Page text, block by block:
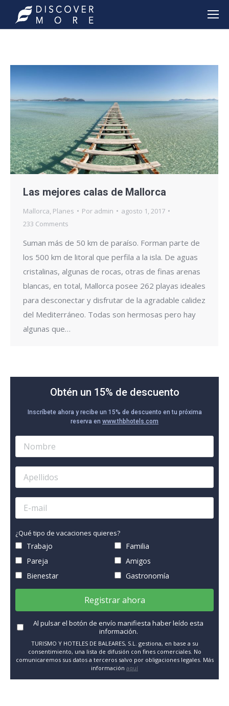
Las mejores calas de Mallorca
Mallorca, Planes Por admin
agosto 1, 2017
233 Comments
Suman más de 50 km de paraíso. Forman parte de
los 500 km de litoral que perfila a la isla. De aguas
cristalinas, algunas de rocas, otras de finas arenas
blancas, en total, Mallorca posee 262 playas ideales
para desconectar y disfrutar de la agradable calidez
del Mediterráneo. Todas son hermosas pero hay
algunas que…
Obtén un 15% de descuento
Inscríbete ahora y recibe un 15% de descuento en tu próxima
reserva en www.thbhotels.com
¿Qué tipo de vacaciones quieres?
Trabajo
Familia
Pareja
Amigos
Bienestar
Gastronomía
Registrar ahora
Al pulsar el botón de envío manifiesta haber leído esta
información.
TURISMO Y HOTELES DE BALEARES, S.L. gestiona, en base a su
consentimiento, una lista de difusión con fines comerciales. No
comunicaremos sus datos a terceros salvo por obligaciones legales. Más
información aquí